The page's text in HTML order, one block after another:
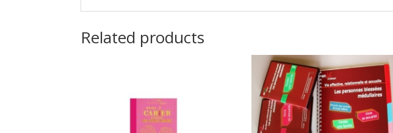
Related products